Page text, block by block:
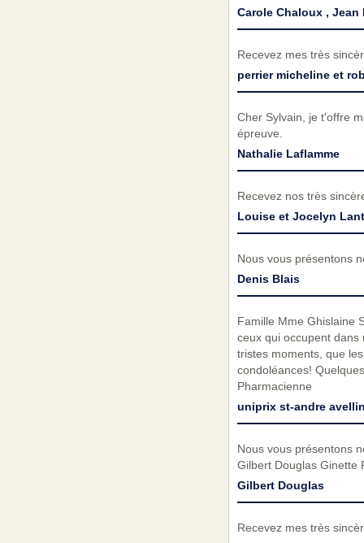
Carole Chaloux , Jean
Recevez mes très
perrier micheline et
Cher Sylvain, je t'offre
épreuve.
Nathalie Laflamme
Recevez nos très
Louise et Jocelyn
Nous vous présentons
Denis Blais
Famille Mme Ghislaine
ceux qui occupent
tristes moments, que
condoléances!
Pharmacienne
uniprix st-andre
Nous vous présentons
Gilbert Douglas Ginette
Gilbert Douglas
Recevez mes très